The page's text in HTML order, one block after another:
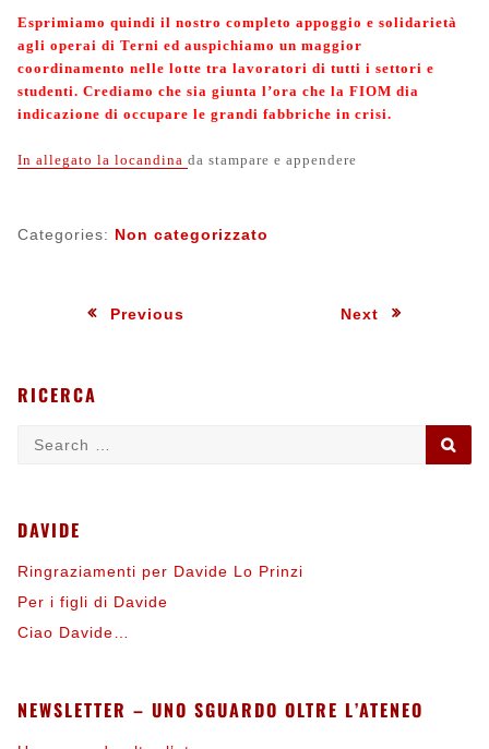
Esprimiamo quindi il nostro completo appoggio e solidarietà
agli operai di Terni ed auspichiamo un maggior
coordinamento nelle lotte tra lavoratori di tutti i settori e
studenti. Crediamo che sia giunta l’ora che la FIOM dia
indicazione di occupare le grandi fabbriche in crisi.
In allegato la locandina da stampare e appendere
Categories: Non categorizzato
Navigazione
Previous Next:
RICERCA
DAVIDE
Ringraziamenti per Davide Lo Prinzi
Per i figli di Davide
Ciao Davide…
NEWSLETTER – UNO SGUARDO OLTRE L’ATENEO